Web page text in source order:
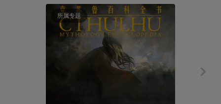
所属专题
知识挖掘机